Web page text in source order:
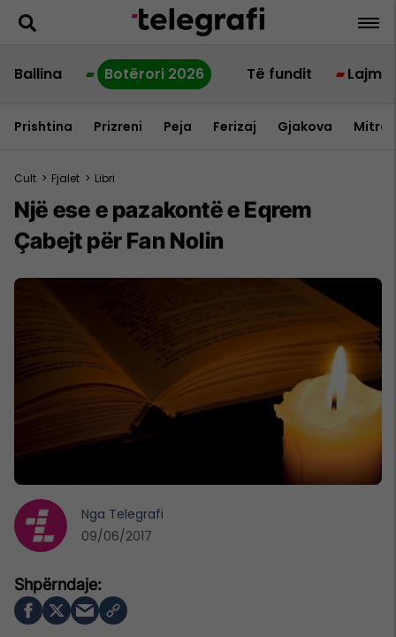
Ballina Botërori 2026 Të fundit Lajme
Prishtina Prizreni Peja Ferizaj Gjakova
Cult > Fjalet > Libri
Një ese e pazakontë e Eqrem
Çabejt për Fan Nolin
Nga Telegrafi
09/06/2017